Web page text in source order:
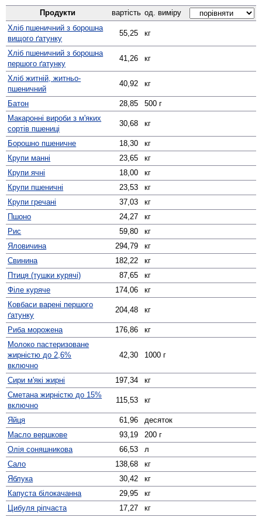
Продукти вартість од. виміру
Хліб пшеничний з борошна
вищого ґатунку
55,25 кг
Хліб пшеничний з борошна
першого ґатунку
41,26 кг
Хліб житній, житньо-
пшеничний
40,92 кг
Батон 28,85
500 г
Макаронні вироби з м'яких
сортів пшениці
30,68 кг
Борошно пшеничне 18,30
кг
Крупи манні
23,65
кг
Крупи ячні
18,00
кг
Крупи пшеничні
23,53
кг
Крупи гречані
37,03
кг
Пшоно
24,27
кг
Рис
59,80
кг
Яловичина
294,79
кг
Свинина
182,22
кг
Птиця (тушки курячі)
87,65
кг
Філе куряче
174,06
кг
Ковбаси варені першого
ґатунку
204,48 кг
Риба морожена 176,86
кг
Молоко пастеризоване
жирністю до 2,6%
включно
42,30 1000 г
Сири м'які жирні 197,34
кг
Сметана жирністю до 15%
включно
115,53 кг
Яйця 61,96
десяток
Масло вершкове
93,19
200 г
Олія соняшникова
66,53
л
Сало
138,68
кг
Яблука
30,42
кг
Капуста білокачанна
29,95
кг
Цибуля ріпчаста
17,27
кг